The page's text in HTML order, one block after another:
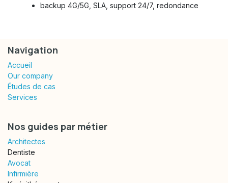
backup 4G/5G, SLA, support 24/7, redondance
Navigation
Accueil
Our company
Études de cas
Services
Nos guides par métier
Architectes
Dentiste
Avocat
Infirmière